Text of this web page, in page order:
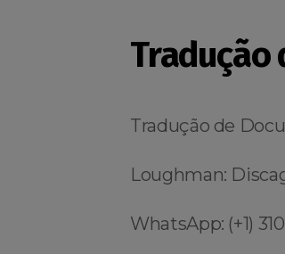
Tradução
Tradução de
Loughman:
WhatsApp: (+1)